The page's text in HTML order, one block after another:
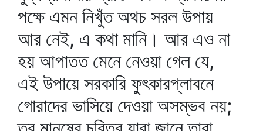
পক্ষে এমন নিখুঁত অথচ সরল উপায়
আর নেই, এ কথা মানি। আর এও না
হয় আপাতত মেনে নেওয়া গেল যে,
এই উপায়ে সরকারি ফুৎকারপ্লাবনে
গোরাদের ভাসিয়ে দেওয়া অসম্ভব নয়;